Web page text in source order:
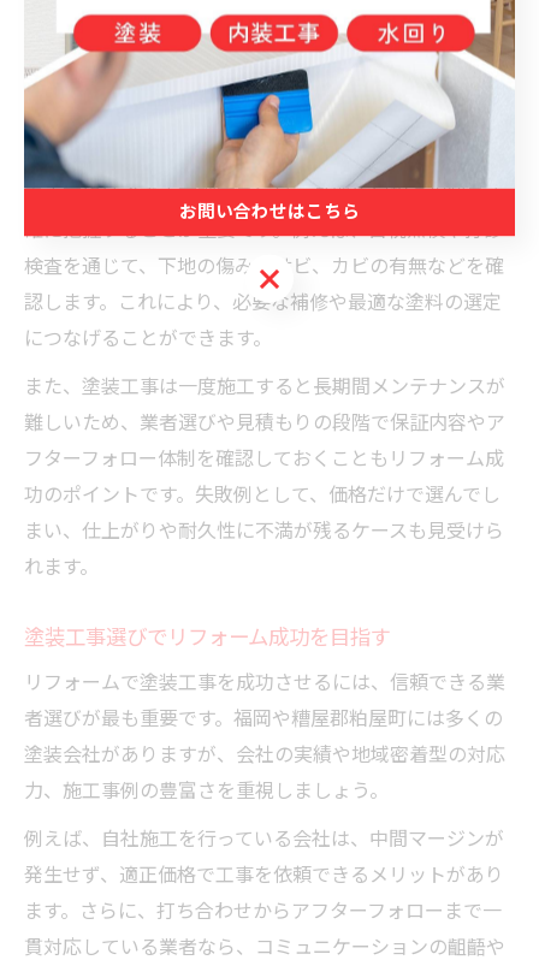
郡粕屋町の気候や住まいの立地条件が大きく影響しま
す。特に外壁や屋根は風雨や紫外線による劣化が進みや
すく、表面のひび割れや色あせを放置すると、建物全体
の耐久性に悪影響を及ぼします。
工事前には必ず事前調査を行い、外壁や屋根の現状を正
確に把握することが重要です。例えば、目視点検や打診
検査を通じて、下地の傷みやサビ、カビの有無などを確
認します。これにより、必要な補修や最適な塗料の選定
につなげることができます。
また、塗装工事は一度施工すると長期間メンテナンスが
難しいため、業者選びや見積もりの段階で保証内容やア
フターフォロー体制を確認しておくこともリフォーム成
功のポイントです。失敗例として、価格だけで選んでし
まい、仕上がりや耐久性に不満が残るケースも見受けら
れます。
塗装工事選びでリフォーム成功を目指す
リフォームで塗装工事を成功させるには、信頼できる業
者選びが最も重要です。福岡や糟屋郡粕屋町には多くの
塗装会社がありますが、会社の実績や地域密着型の対応
力、施工事例の豊富さを重視しましょう。
例えば、自社施工を行っている会社は、中間マージンが
発生せず、適正価格で工事を依頼できるメリットがあり
ます。さらに、打ち合わせからアフターフォローまで一
貫対応している業者なら、コミュニケーションの齟齬や
お問い合わせはこちら
お問い合わせはこちら